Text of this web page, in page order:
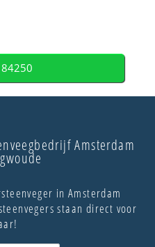
Amsterdam
in Amsterdam
staan direct voor